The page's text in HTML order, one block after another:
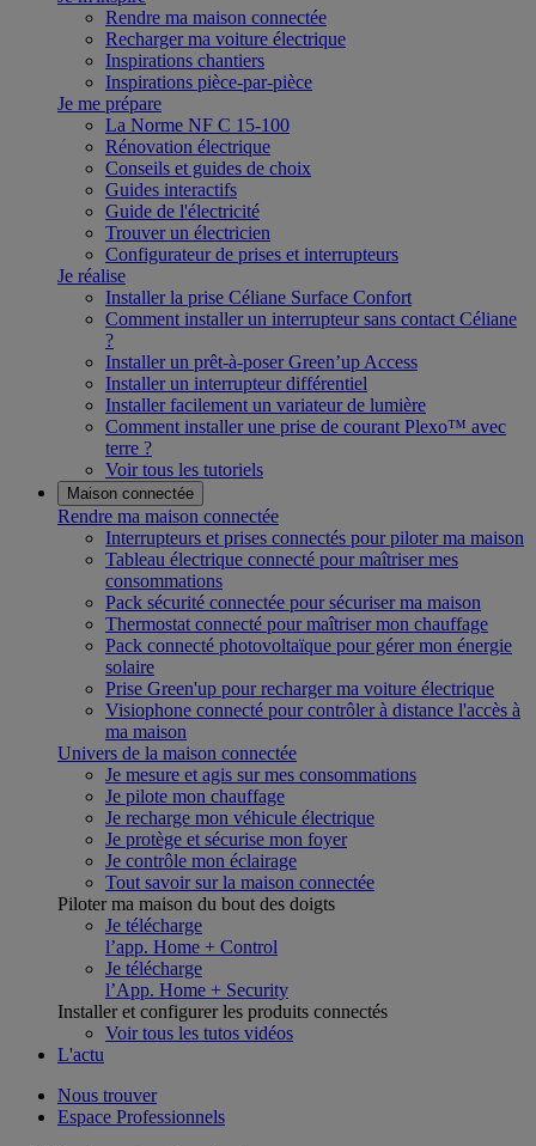
Rendre ma maison connectée
Recharger ma voiture électrique
Inspirations chantiers
Inspirations pièce-par-pièce
Je me prépare
La Norme NF C 15-100
Rénovation électrique
Conseils et guides de choix
Guides interactifs
Guide de l'électricité
Trouver un électricien
Configurateur de prises et interrupteurs
Je réalise
Installer la prise Céliane Surface Confort
Comment installer un interrupteur sans contact Céliane
?
Installer un prêt-à-poser Green’up Access
Installer un interrupteur différentiel
Installer facilement un variateur de lumière
Comment installer une prise de courant Plexo™ avec
terre ?
Voir tous les tutoriels
Maison connectée
Rendre ma maison connectée
Interrupteurs et prises connectés pour piloter ma maison
Tableau électrique connecté pour maîtriser mes
consommations
Pack sécurité connectée pour sécuriser ma maison
Thermostat connecté pour maîtriser mon chauffage
Pack connecté photovoltaïque pour gérer mon énergie
solaire
Prise Green'up pour recharger ma voiture électrique
Visiophone connecté pour contrôler à distance l'accès à
ma maison
Univers de la maison connectée
Je mesure et agis sur mes consommations
Je pilote mon chauffage
Je recharge mon véhicule électrique
Je protège et sécurise mon foyer
Je contrôle mon éclairage
Tout savoir sur la maison connectée
Piloter ma maison du bout des doigts
Je télécharge
l’app. Home + Control
Je télécharge
l’App. Home + Security
Installer et configurer les produits connectés
Voir tous les tutos vidéos
L'actu
Nous trouver
Espace Professionnels